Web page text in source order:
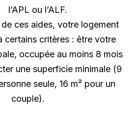
l’APL ou l’ALF.
ces aides, votre logement
certains critères : être votre
occupée au moins 8 mois
une superficie minimale (9
seule, 16 m² pour un
couple).